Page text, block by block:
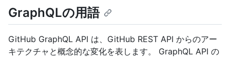
GraphQLの用語
GitHub GraphQL API は、GitHub REST API からのアー
キテクチャと概念的な変化を表します。 GraphQL API の